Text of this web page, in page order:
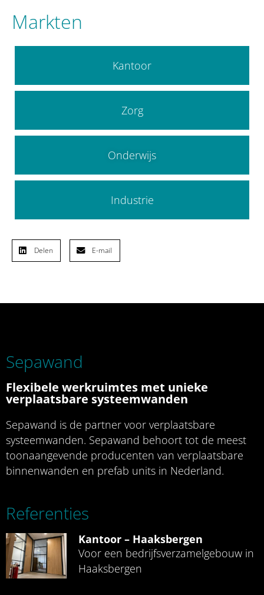
Markten
Kantoor
Zorg
Onderwijs
Industrie
Delen E-mail
Sepawand
Flexibele werkruimtes met unieke
verplaatsbare systeemwanden
Sepawand is de partner voor verplaatsbare
systeemwanden. Sepawand behoort tot de meest
toonaangevende producenten van verplaatsbare
binnenwanden en prefab units in Nederland.
Referenties
Kantoor – Haaksbergen
Voor een bedrijfsverzamelgebouw in
Haaksbergen